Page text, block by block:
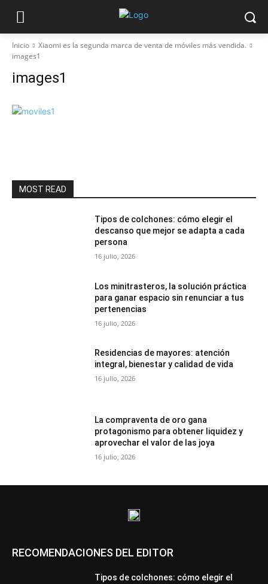
Inicio
Xiaomi es la segunda marca de venta de móviles más vendida.
images1
images1
MOST READ
Tipos de colchones: cómo elegir el
descanso que mejor se adapta a cada
persona
16 julio, 2026
Los minitrasteros, la solución práctica
para ganar espacio sin renunciar a tus
pertenencias
16 julio, 2026
Residencias de mayores: atención
integral, bienestar y calidad de vida
16 julio, 2026
La compraventa de oro gana
protagonismo para obtener liquidez y
aprovechar el valor de las joya
16 julio, 2026
RECOMENDACIONES DEL EDITOR
Tipos de colchones: cómo elegir el